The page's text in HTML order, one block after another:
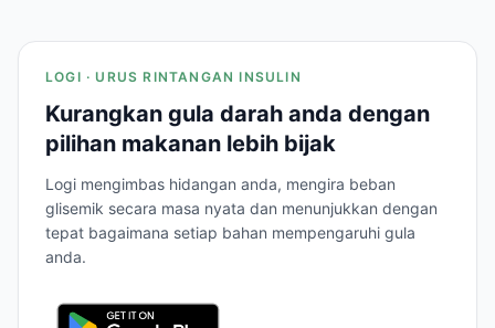
LOGI · URUS RINTANGAN INSULIN
Kurangkan gula darah anda dengan
pilihan makanan lebih bijak
Logi mengimbas hidangan anda, mengira beban
glisemik secara masa nyata dan menunjukkan dengan
tepat bagaimana setiap bahan mempengaruhi gula
anda.